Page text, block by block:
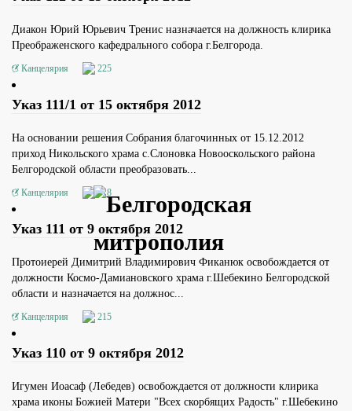
Диакон Юрий Юрьевич Тренис назначается на должность клирика
Преображенского кафедрального собора г.Белгорода.
Канцелярия 225
Указ 111/1 от 15 октября 2012
На основании решения Собрания благочинных от 15.12.2012
приход Никольского храма с.Слоновка Новооскольского района
Белгородской области преобразовать...
Канцелярия 218
Указ 111 от 9 октября 2012
Протоиерей Димитрий Владимирович Фиканюк освобождается от
должности Космо-Дамиановского храма г.Шебекино Белгородской
области и назначается на должнос...
Канцелярия 215
Указ 110 от 9 октября 2012
Игумен Иоасаф (Лебедев) освобождается от должности клирика
храма иконы Божией Матери "Всех скорбящих Радость" г.Шебекино